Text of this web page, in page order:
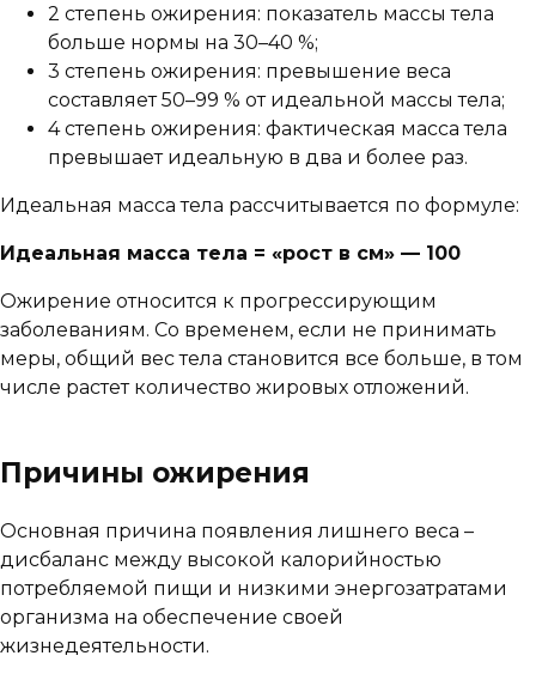
2 степень ожирения: показатель массы тела
больше нормы на 30–40 %;
3 степень ожирения: превышение веса
составляет 50–99 % от идеальной массы тела;
4 степень ожирения: фактическая масса тела
превышает идеальную в два и более раз.
Идеальная масса тела рассчитывается по формуле:
Идеальная масса тела = «рост в см» — 100
Ожирение относится к прогрессирующим
заболеваниям. Со временем, если не принимать
меры, общий вес тела становится все больше, в том
числе растет количество жировых отложений.
Причины ожирения
Основная причина появления лишнего веса –
дисбаланс между высокой калорийностью
потребляемой пищи и низкими энергозатратами
организма на обеспечение своей
жизнедеятельности.